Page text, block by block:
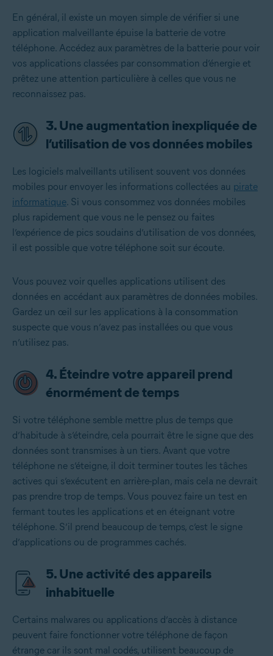
En général, il existe un moyen simple de vérifier si une
application malveillante épuise la batterie de votre
téléphone. Accédez aux paramètres de la batterie pour voir
vos applications classées par consommation d’énergie et
prêtez une attention particulière à celles que vous ne
reconnaissez pas.
3. Une augmentation inexpliquée de
l’utilisation de vos données mobiles
Les logiciels malveillants utilisent souvent vos données
mobiles pour envoyer les informations collectées au pirate
informatique. Si vous consommez vos données mobiles
plus rapidement que vous ne le pensez ou faites
l’expérience de pics soudains d’utilisation de vos données,
il est possible que votre téléphone soit sur écoute.
Vous pouvez voir quelles applications utilisent des
données en accédant aux paramètres de données mobiles.
Gardez un œil sur les applications à la consommation
suspecte que vous n’avez pas installées ou que vous
n’utilisez pas.
4. Éteindre votre appareil prend
énormément de temps
Si votre téléphone semble mettre plus de temps que
d’habitude à s’éteindre, cela pourrait être le signe que des
données sont transmises à un tiers. Avant que votre
téléphone ne s’éteigne, il doit terminer toutes les tâches
actives qui s’exécutent en arrière-plan, mais cela ne devrait
pas prendre trop de temps. Vous pouvez faire un test en
fermant toutes les applications et en éteignant votre
téléphone. S’il prend beaucoup de temps, c’est le signe
d’applications ou de programmes cachés.
5. Une activité des appareils
inhabituelle
Certains malwares ou applications d’accès à distance
peuvent faire fonctionner votre téléphone de façon
étrange car ils sont mal codés, utilisent beaucoup de